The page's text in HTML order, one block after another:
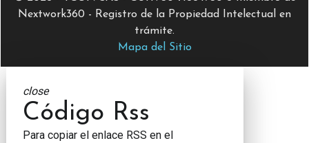
Nextwork360 - Registro de la Propiedad Intelectual en
trámite.
Mapa del Sitio
close
Código Rss
Para copiar el enlace RSS en el